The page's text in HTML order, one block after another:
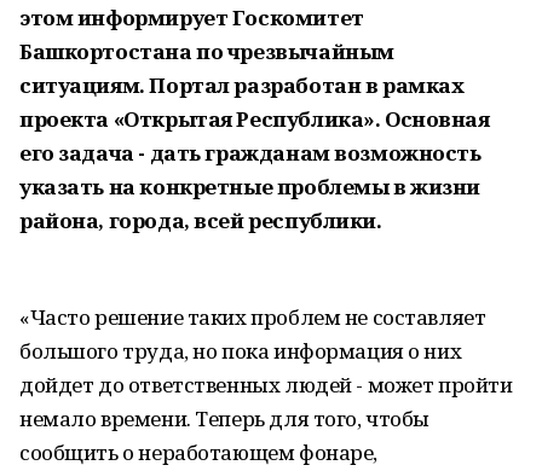
этом информирует Госкомитет
Башкортостана по чрезвычайным
ситуациям. Портал разработан в рамках
проекта «Открытая Республика». Основная
его задача - дать гражданам возможность
указать на конкретные проблемы в жизни
района, города, всей республики.
«Часто решение таких проблем не составляет
большого труда, но пока информация о них
дойдет до ответственных людей - может пройти
немало времени. Теперь для того, чтобы
сообщить о неработающем фонаре,